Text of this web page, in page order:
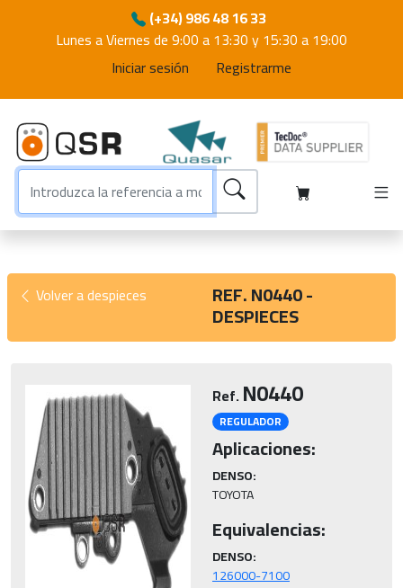
(+34) 986 48 16 33
Lunes a Viernes de 9:00 a 13:30 y 15:30 a 19:00
Iniciar sesión
Registrarme
Volver a despieces REF. N0440 -
DESPIECES
Ref.N0440
REGULADOR
Aplicaciones:
DENSO:
TOYOTA
Equivalencias:
DENSO: